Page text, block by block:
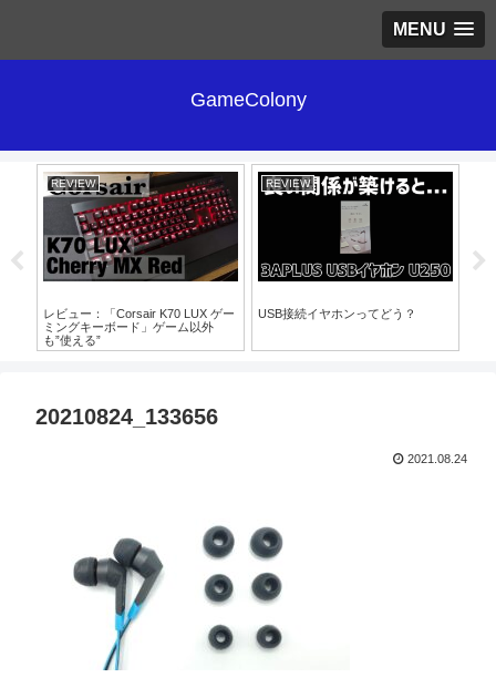
MENU
GameColony
REVIEW
レビュー：「Corsair K70 LUX ゲー
ミングキーボード」ゲーム以外
も”使える”
REVIEW
USB接続イヤホンってどう？
20210824_133656
2021.08.24